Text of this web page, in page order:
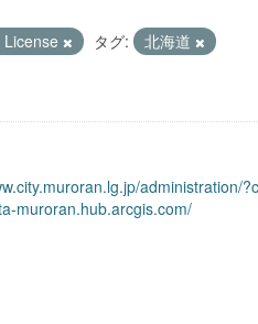
タグ:
北海道
administration/
muroran.hub.arcgis.com/